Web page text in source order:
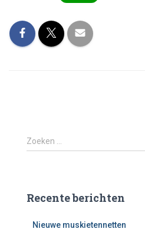
Zoeken …
Recente berichten
Nieuwe muskietennetten